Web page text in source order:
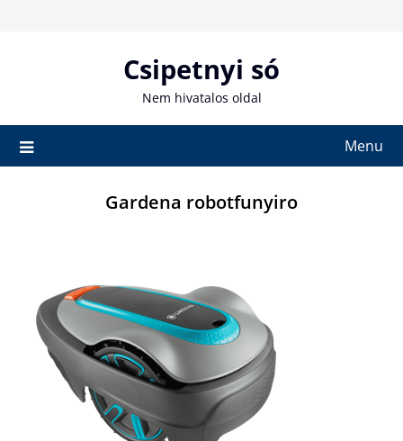
Csipetnyi só
Nem hivatalos oldal
Menu
Gardena robotfunyiro